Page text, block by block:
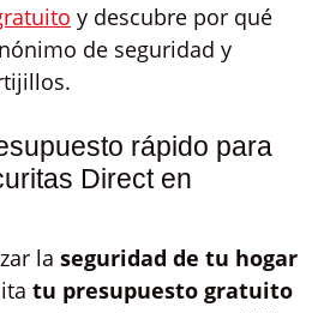
y descubre por qué
de seguridad y
rápido para
Direct en
la seguridad de tu hogar
tu presupuesto gratuito